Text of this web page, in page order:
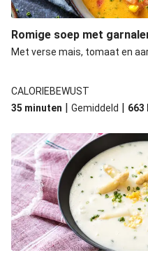
Romige soep met
Met verse mais, tomaat en
CALORIEBEWUST
35 minuten | Gemiddeld | 663